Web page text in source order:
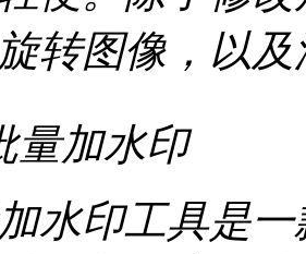
转图像，以
量加水印
水印工具是